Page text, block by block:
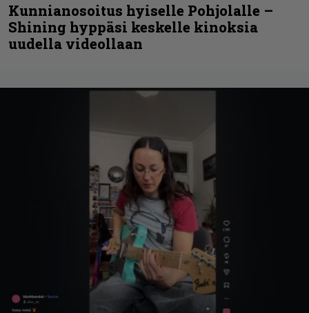
Kunnianosoitus hyiselle Pohjolalle –
Shining hyppäsi keskelle kinoksia
uudella videollaan